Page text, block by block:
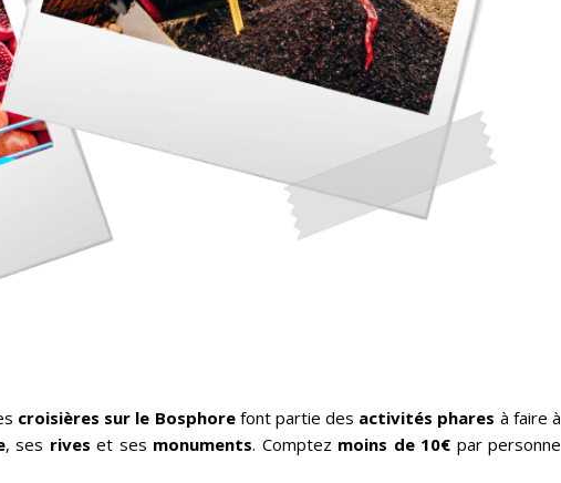
croisières sur le Bosphorefont partie des activités phares à faire à
, ses rives et ses monuments. Comptez moins de 10€ par personne